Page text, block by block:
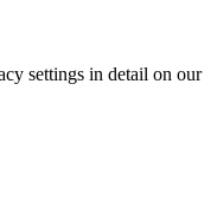
settings in detail on our